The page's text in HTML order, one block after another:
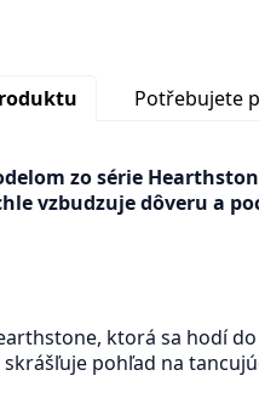
Potřebujete
zo série
vzbudzuje dôveru a
ktorá sa hodí
pohľad na